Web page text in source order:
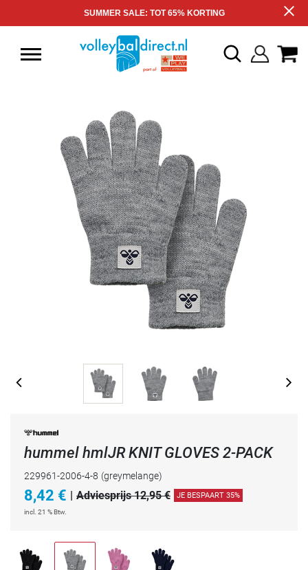
SUMMER SALE: TOT 65% KORTING
hummel hmlJR KNIT GLOVES 2-PACK
229961-2006-4-8 (greymelange)
8,42 € | Adviesprijs 12,95 € JE BESPAART 35%
incl. 21 % Btw.